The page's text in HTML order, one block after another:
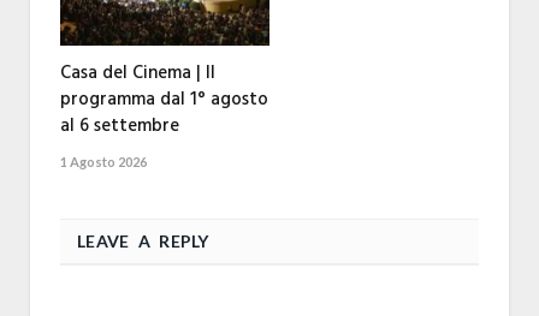
Casa del Cinema | Il
programma dal 1° agosto
al 6 settembre
1 Agosto 2026
LEAVE A REPLY